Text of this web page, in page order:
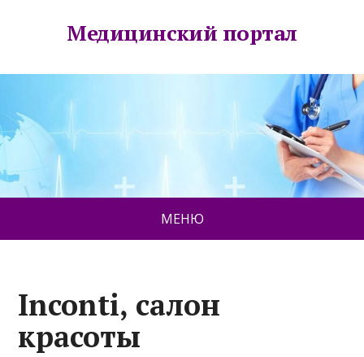
Медицинский портал
МЕНЮ
Inconti, салон
красоты